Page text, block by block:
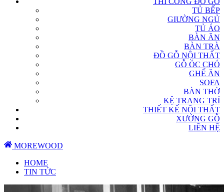
TỦ BẾP
GIƯỜNG NGỦ
TỦ ÁO
BÀN ĂN
BÀN TRÀ
ĐỒ GỖ NỘI THẤT
GỖ ÓC CHÓ
GHẾ ĂN
SOFA
BÀN THỜ
KỆ TRANG TRÍ
THIẾT KẾ NỘI THẤT
XƯỞNG GỖ
LIÊN HỆ
MOREWOOD
HOME
TIN TỨC